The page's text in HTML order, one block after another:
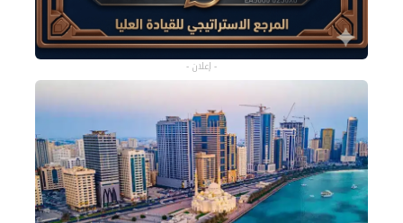
- إعلان -